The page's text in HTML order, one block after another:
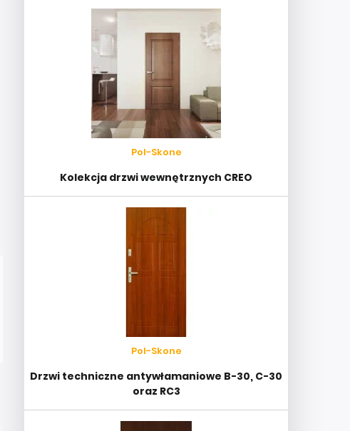
Pol-Skone
Kolekcja drzwi wewnętrznych CREO
Pol-Skone
Drzwi techniczne antywłamaniowe B-30, C-30
oraz RC3